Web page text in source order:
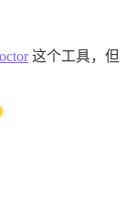
这个工具，但